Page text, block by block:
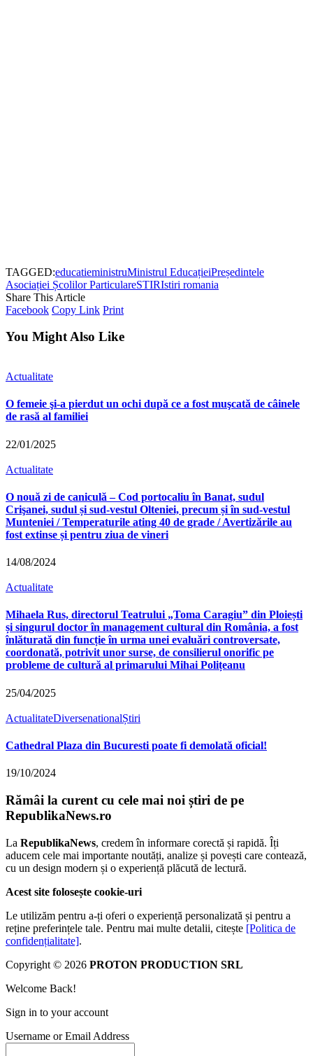
TAGGED:educatieministruMinistrul EducațieiPreședintele
Asociației Școlilor ParticulareSTIRIstiri romania
Share This Article
Facebook Copy Link Print
You Might Also Like
Actualitate
O femeie şi-a pierdut un ochi după ce a fost muşcată de câinele
de rasă al familiei
22/01/2025
Actualitate
O nouă zi de caniculă – Cod portocaliu în Banat, sudul
Crişanei, sudul și sud-vestul Olteniei, precum și în sud-vestul
Munteniei / Temperaturile ating 40 de grade / Avertizările au
fost extinse și pentru ziua de vineri
14/08/2024
Actualitate
Mihaela Rus, directorul Teatrului „Toma Caragiu” din Ploiești
și singurul doctor în management cultural din România, a fost
înlăturată din funcție în urma unei evaluări controversate,
coordonată, potrivit unor surse, de consilierul onorific pe
probleme de cultură al primarului Mihai Polițeanu
25/04/2025
ActualitateDiversenationalȘtiri
Cathedral Plaza din Bucuresti poate fi demolată oficial!
19/10/2024
Rămâi la curent cu cele mai noi știri de pe
RepublikaNews.ro
La RepublikaNews, credem în informare corectă și rapidă. Îți
aducem cele mai importante noutăți, analize și povești care contează,
cu un design modern și o experiență plăcută de lectură.
Acest site folosește cookie-uri
Le utilizăm pentru a-ți oferi o experiență personalizată și pentru a
reține preferințele tale. Pentru mai multe detalii, citește [Politica de
confidențialitate].
Copyright © 2026 PROTON PRODUCTION SRL
Welcome Back!
Sign in to your account
Username or Email Address